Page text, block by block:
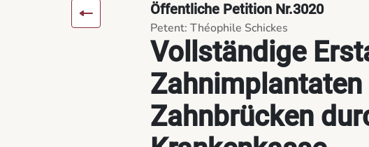
Vollständige
Zahnimplantaten
Zahnbrücken
Öffentliche Petition Nr.3020
Petent: Théophile Schickes